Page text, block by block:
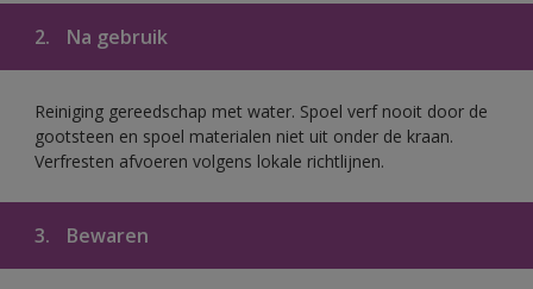
2. Na gebruik
Reiniging gereedschap met water. Spoel verf nooit door de
gootsteen en spoel materialen niet uit onder de kraan.
Verfresten afvoeren volgens lokale richtlijnen.
3. Bewaren